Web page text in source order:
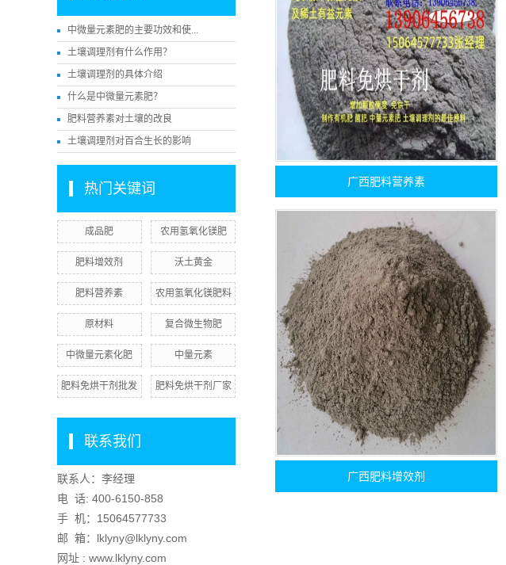
中微量元素肥的主要功效和使...
土壤调理剂有什么作用？
土壤调理剂的具体介绍
什么是中微量元素肥？
肥料营养素对土壤的改良
土壤调理剂对百合生长的影响
热门关键词
成品肥 农用氢氧化镁肥
肥料增效剂 沃土黄金
肥料营养素 农用氢氧化镁肥料
原材料 复合微生物肥
中微量元素化肥 中量元素
肥料免烘干剂批发 肥料免烘干剂厂家
联系我们
联系人：李经理
电 话: 400-6150-858
手 机： 15064577733
邮 箱：lklyny@lklyny.com
网址 : www.lklyny.com
广西肥料营养素
广西肥料增效剂